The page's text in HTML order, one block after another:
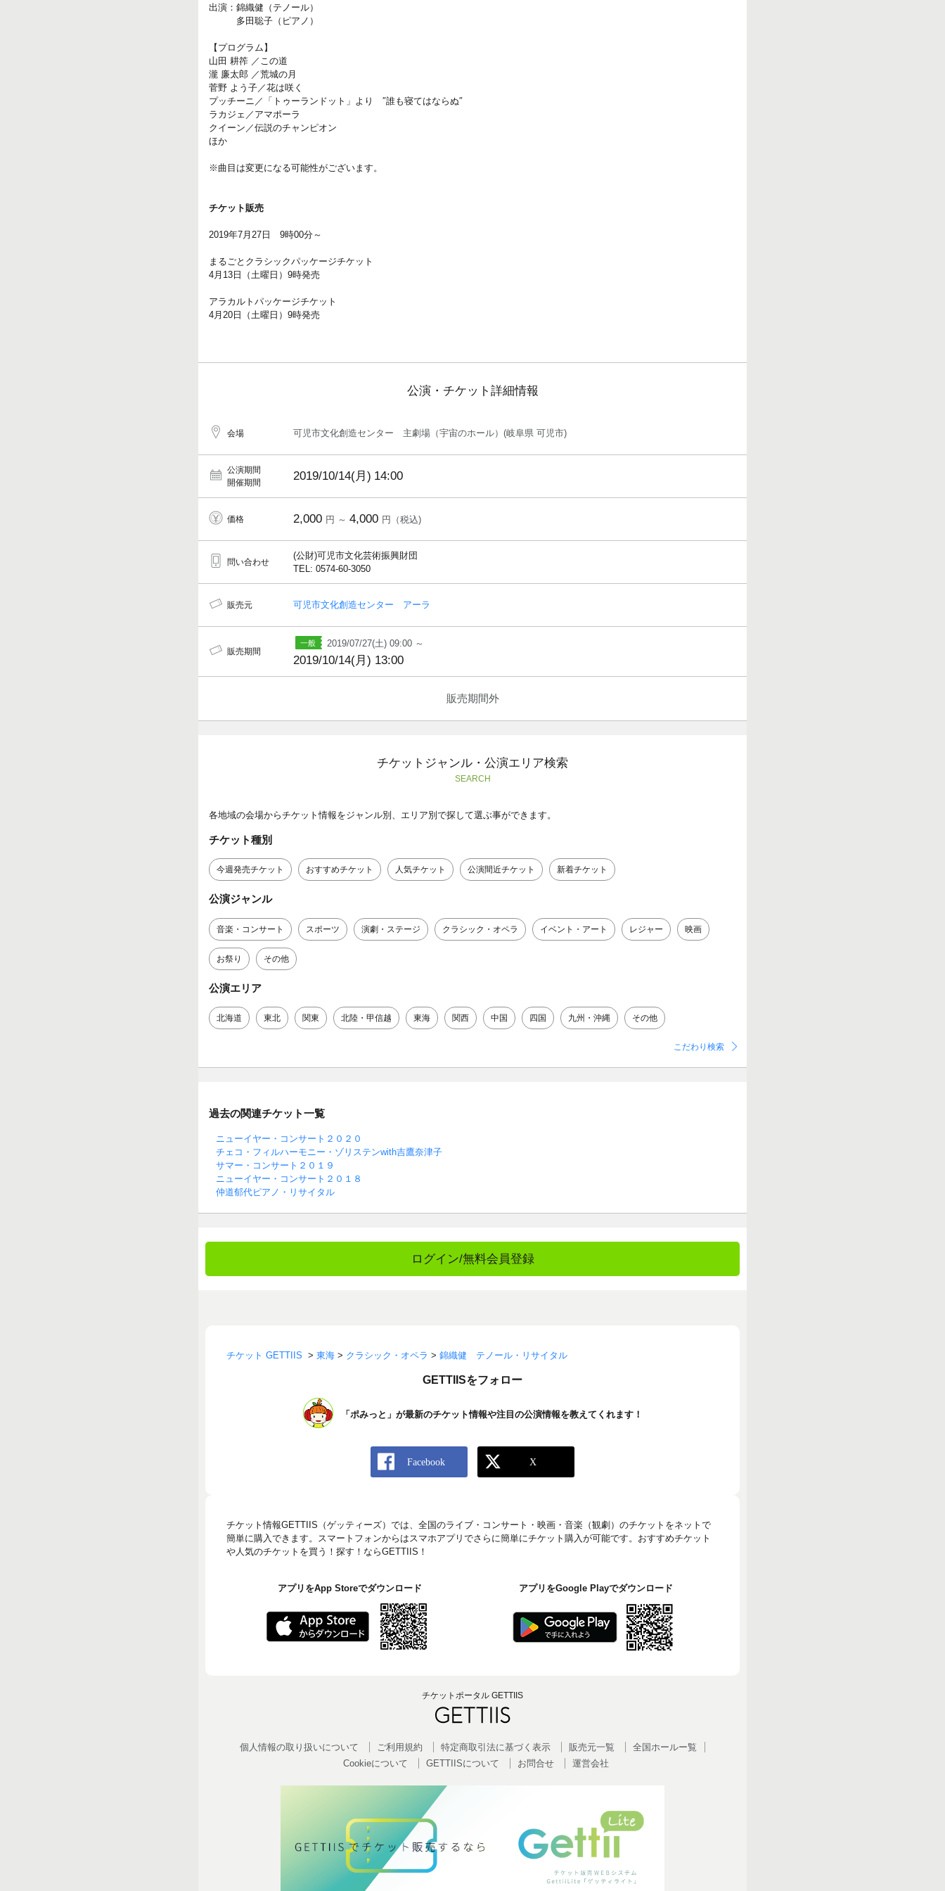
出演：錦織健（テノール）
多田聡子（ピアノ）
【プログラム】
山田 耕筰 ／この道
瀧 廉太郎 ／荒城の月
菅野 よう子／花は咲く
プッチーニ／「トゥーランドット」より ″誰も寝てはならぬ″
ラカジェ／アマポーラ
クイーン／伝説のチャンピオン
ほか
※曲目は変更になる可能性がございます。
チケット販売
2019年7月27日 9時00分～
まるごとクラシックパッケージチケット
4月13日（土曜日）9時発売
アラカルトパッケージチケット
4月20日（土曜日）9時発売
公演・チケット詳細情報
会場 可児市文化創造センター 主劇場（宇宙のホール）(岐阜県 可児市)
公演期間
開催期間
2019/10/14(月) 14:00
価格 2,000 円 ～ 4,000 円（税込)
問い合わせ
(公財)可児市文化芸術振興財団
TEL: 0574-60-3050
販売元 可児市文化創造センター アーラ
販売期間
2019/07/27(土) 09:00 ～
2019/10/14(月) 13:00
販売期間外
チケットジャンル・公演エリア検索
SEARCH
各地域の会場からチケット情報をジャンル別、エリア別で探して選ぶ事ができます。
チケット種別
今週発売チケット おすすめチケット 人気チケット 公演間近チケット 新着チケット
公演ジャンル
音楽・コンサート スポーツ 演劇・ステージ クラシック・オペラ イベント・アート レジャー 映画
お祭り その他
公演エリア
北海道 東北 関東 北陸・甲信越 東海 関西 中国 四国 九州・沖縄 その他
こだわり検索
過去の関連チケット一覧
ニューイヤー・コンサート２０２０
チェコ・フィルハーモニー・ゾリステンwith吉鷹奈津子
サマー・コンサート２０１９
ニューイヤー・コンサート２０１８
仲道郁代ピアノ・リサイタル
ログイン/無料会員登録
チケット GETTIIS > 東海 > クラシック・オペラ > 錦織健 テノール・リサイタル
GETTIISをフォロー
「ポみっと」が最新のチケット情報や注目の公演情報を教えてくれます！
チケット情報GETTIIS（ゲッティーズ）では、全国のライブ・コンサート・映画・音楽（観劇）のチケットをネットで
簡単に購入できます。スマートフォンからはスマホアプリでさらに簡単にチケット購入が可能です。おすすめチケット
や人気のチケットを買う！探す！ならGETTIIS！
アプリをApp Storeでダウンロード アプリをGoogle Playでダウンロード
チケットポータル GETTIIS
個人情報の取り扱いについて ご利用規約 特定商取引法に基づく表示 販売元一覧
全国ホールー覧
Cookieについて
GETTIISについて お問合せ 運営会社